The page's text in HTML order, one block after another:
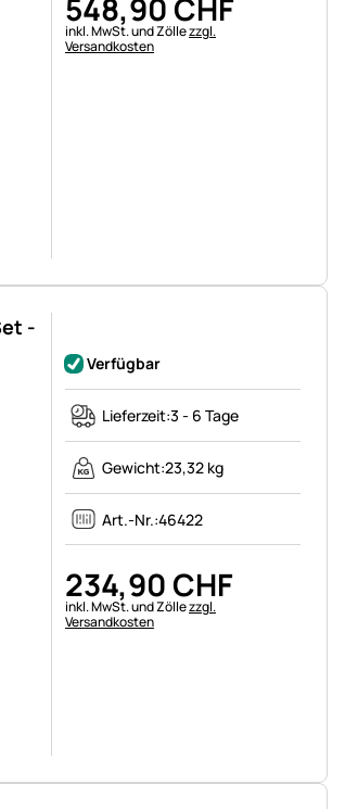
548,90CHF
Steuerhinweis:
inkl. MwSt. und Zöllezzgl.
Versandkosten
-
Verfügbar
Lieferzeit:3 - 6 Tage
Gewicht:23,32 kg
Art.-Nr.:46422
234,90CHF
Steuerhinweis:
inkl. MwSt. und Zöllezzgl.
Versandkosten